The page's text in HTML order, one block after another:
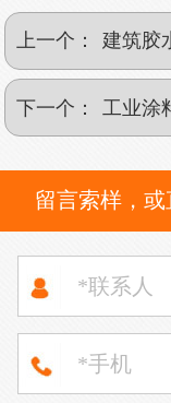
上一个： 建筑胶
下一个： 工业涂
留言索样，或